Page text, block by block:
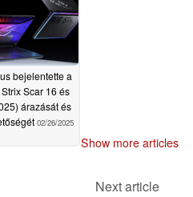
bejelentette a
Strix Scar 16 és
árazását és
02/26/2025
Show more articles
Next article